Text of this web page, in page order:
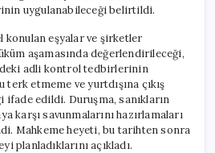
uygulanabileceği belirtildi.
konulan eşyalar ve şirketler
aşamasında değerlendirileceği,
adli kontrol tedbirlerinin
terk etmeme ve yurtdışına çıkış
ifade edildi. Duruşma, sanıkların
karşı savunmalarını hazırlamaları
Mahkeme heyeti, bu tarihten sonra
planladıklarını açıkladı.